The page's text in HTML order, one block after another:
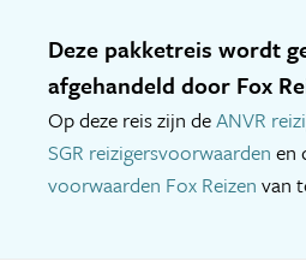
Deze pakketreis wordt
afgehandeld door Fox
Op deze reis zijn deANVR
SGR reizigersvoorwaarden en
voorwaarden Fox Reizen van